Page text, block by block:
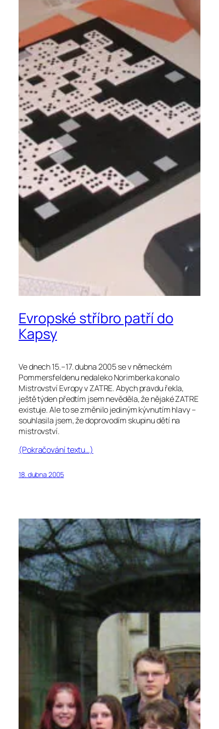
Evropské stříbro patří do
Kapsy
Ve dnech 15.–17. dubna 2005 se v německém
Pommersfeldenu nedaleko Norimberka konalo
Mistrovství Evropy v ZATRE. Abych pravdu řekla,
ještě týden předtím jsem nevěděla, že nějaké ZATRE
existuje. Ale to se změnilo jediným kývnutím hlavy –
souhlasila jsem, že doprovodím skupinu dětí na
mistrovství.
(Pokračování textu…)
18. dubna 2005